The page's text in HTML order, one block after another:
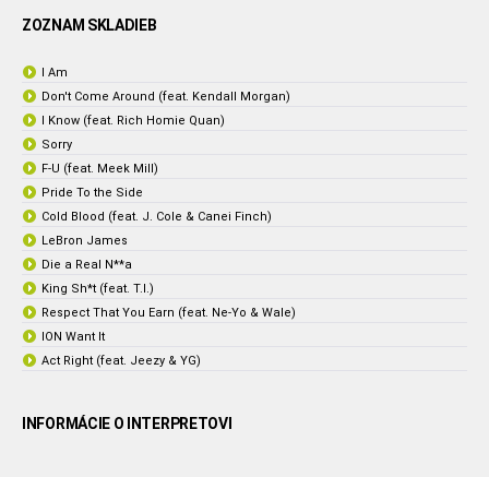
ZOZNAM SKLADIEB
I Am
Don't Come Around (feat. Kendall Morgan)
I Know (feat. Rich Homie Quan)
Sorry
F-U (feat. Meek Mill)
Pride To the Side
Cold Blood (feat. J. Cole & Canei Finch)
LeBron James
Die a Real N**a
King Sh*t (feat. T.I.)
Respect That You Earn (feat. Ne-Yo & Wale)
ION Want It
Act Right (feat. Jeezy & YG)
INFORMÁCIE O INTERPRETOVI